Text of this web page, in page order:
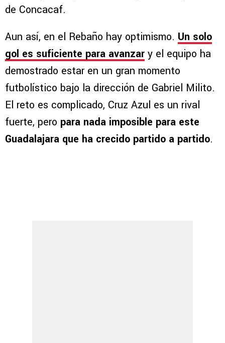
de Concacaf.
Aun así, en el Rebaño hay optimismo. Un solo
gol es suficiente para avanzar y el equipo ha
demostrado estar en un gran momento
futbolístico bajo la dirección de Gabriel Milito.
El reto es complicado, Cruz Azul es un rival
fuerte, pero para nada imposible para este
Guadalajara que ha crecido partido a partido.